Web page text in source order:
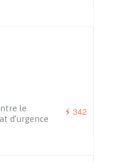
342
le
d’urgence